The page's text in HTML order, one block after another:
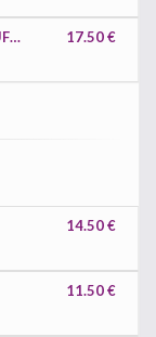
708. CALAMARS SUR PLAQUE CHAUFFANTE 17.50 €
14.50 €
11.50 €